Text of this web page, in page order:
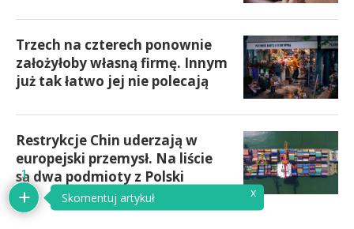
Trzech na czterech ponownie
założyłoby własną firmę. Innym
już tak łatwo jej nie polecają
Restrykcje Chin uderzają w
europejski przemysł. Na liście
są dwa podmioty z Polski
1
Skomentuj artykuł x